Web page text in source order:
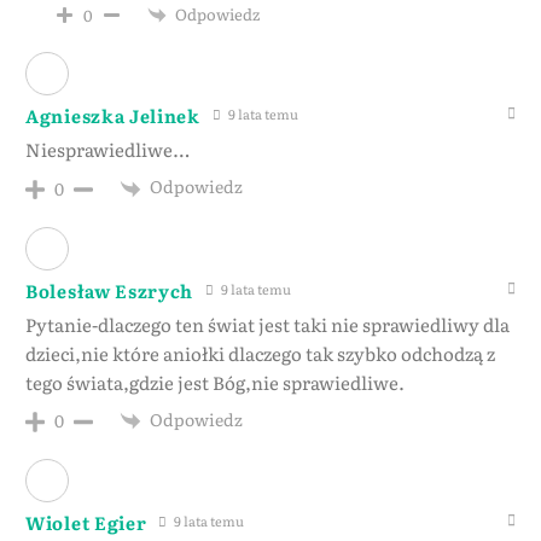
0 Odpowiedz
Agnieszka Jelinek 9 lata temu
Niesprawiedliwe…
0 Odpowiedz
Bolesław Eszrych 9 lata temu
Pytanie-dlaczego ten świat jest taki nie sprawiedliwy dla
dzieci,nie które aniołki dlaczego tak szybko odchodzą z
tego świata,gdzie jest Bóg,nie sprawiedliwe.
0 Odpowiedz
Wiolet Egier 9 lata temu